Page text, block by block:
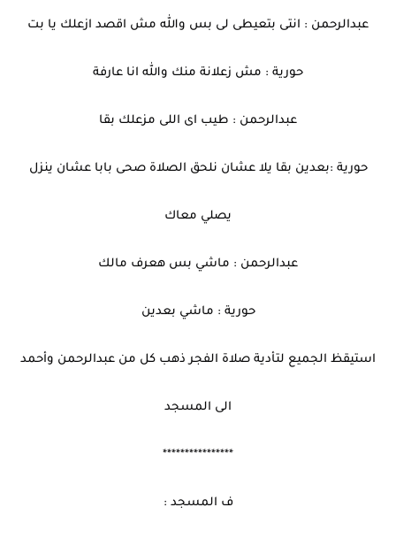
عبدالرحمن : انتى بتعيطى لى بس والله مش اقصد ازعلك يا بت
حورية : مش زعلانة منك والله انا عارفة
عبدالرحمن : طيب اى اللى مزعلك بقا
حورية :بعدين بقا يلا عشان نلحق الصلاة صحى بابا عشان ينزل
يصلي معاك
عبدالرحمن : ماشي بس هعرف مالك
حورية : ماشي بعدين
استيقظ الجميع لتأدية صلاة الفجر ذهب كل من عبدالرحمن وأحمد
الى المسجد
****************
ف المسجد :